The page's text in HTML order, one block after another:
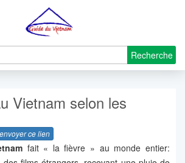
Recherche
Vietnam selon les
ce lien
fait « la fièvre » au monde entier: